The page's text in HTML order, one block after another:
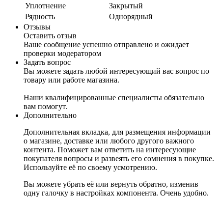
Уплотнение
Закрытый
Рядность
Однорядный
Отзывы
Оставить отзыв
Ваше сообщение успешно отправлено и ожидает
проверки модератором
Задать вопрос
Вы можете задать любой интересующий вас вопрос по
товару или работе магазина.
Наши квалифицированные специалисты обязательно
вам помогут.
Дополнительно
Дополнительная вкладка, для размещения информации
о магазине, доставке или любого другого важного
контента. Поможет вам ответить на интересующие
покупателя вопросы и развеять его сомнения в покупке.
Используйте её по своему усмотрению.
Вы можете убрать её или вернуть обратно, изменив
одну галочку в настройках компонента. Очень удобно.